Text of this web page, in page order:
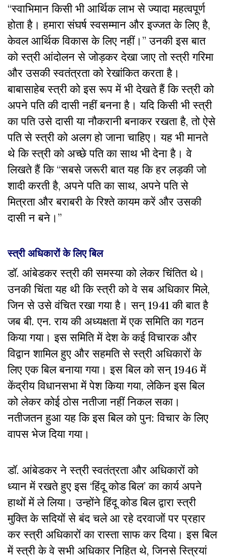
“स्वाभिमान किसी भी आर्थिक लाभ से ज्यादा महत्वपूर्ण
होता है। हमारा संघर्ष स्वसम्मान और इज्जत के लिए है,
केवल आर्थिक विकास के लिए नहीं।” उनकी इस बात
को स्त्री आंदोलन से जोड़कर देखा जाए तो स्त्री गरिमा
और उसकी स्वतंत्रता को रेखांकित करता है।
बाबासाहेब स्त्री को इस रूप में भी देखते हैं कि स्त्री को
अपने पति की दासी नहीं बनना है। यदि किसी भी स्त्री
का पति उसे दासी या नौकरानी बनाकर रखता है, तो ऐसे
पति से स्त्री को अलग हो जाना चाहिए। यह भी मानते
थे कि स्त्री को अच्छे पति का साथ भी देना है। वे
लिखते हैं कि “सबसे जरूरी बात यह कि हर लड़की जो
शादी करती है, अपने पति का साथ, अपने पति से
मित्रता और बराबरी के रिश्ते कायम करें और उसकी
दासी न बने।”
स्त्री अधिकारों के लिए बिल
डॉ. आंबेडकर स्त्री की समस्या को लेकर चिंतित थे।
उनकी चिंता यह थी कि स्त्री को वे सब अधिकार मिले,
जिन से उसे वंचित रखा गया है। सन् 1941 की बात है
जब बी. एन. राय की अध्यक्षता में एक समिति का गठन
किया गया। इस समिति में देश के कई विचारक और
विद्वान शामिल हुए और सहमति से स्त्री अधिकारों के
लिए एक बिल बनाया गया। इस बिल को सन् 1946 में
केंद्रीय विधानसभा में पेश किया गया, लेकिन इस बिल
को लेकर कोई ठोस नतीजा नहीं निकल सका।
नतीजतन हुआ यह कि इस बिल को पुन: विचार के लिए
वापस भेज दिया गया।
डॉ. आंबेडकर ने स्त्री स्वतंत्रता और अधिकारों को
ध्यान में रखते हुए इस ‘हिंदू कोड बिल’ का कार्य अपने
हाथों में ले लिया। उन्होंने हिंदू कोड बिल द्वारा स्त्री
मुक्ति के सदियों से बंद चले आ रहे दरवाजों पर प्रहार
कर स्त्री अधिकारों का रास्ता साफ कर दिया। इस बिल
में स्त्री के वे सभी अधिकार निहित थे, जिनसे स्त्रियां